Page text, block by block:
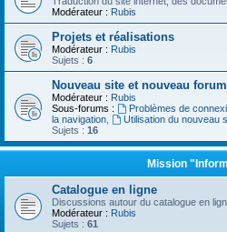
Modérateur : Rubis
Projets et réalisations
Modérateur : Rubis
Sujets : 6
Nouveau site et nouveau forum
Modérateur : Rubis
Sous-forums :
Problèmes de
la navigation
Utilisation du nouveau
Sujets : 16
Mission
Catalogue en ligne
Discussions autour du catalogue en
Modérateur : Rubis
Sujets : 61